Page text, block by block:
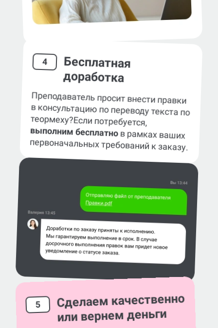
4 Бесплатная
доработка
Преподаватель просит внести правки
в консультацию по переводу текста по
теормеху?Если потребуется,
выполним бесплатнов рамках ваших
первоначальных требований к заказу.
5 Сделаем качественно
или вернем деньги